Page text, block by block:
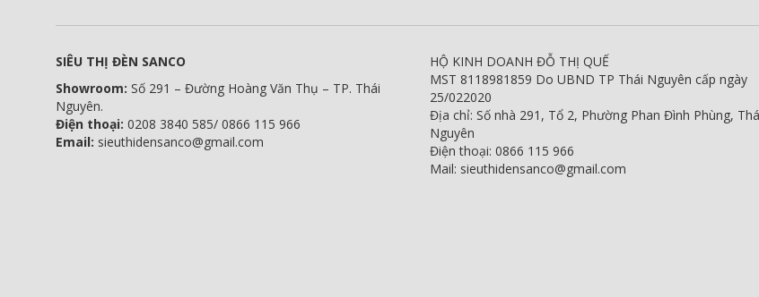
SIÊU THỊ ĐÈN SANCO
Showroom: Số 291 – Đường Hoàng Văn Thụ – TP. Thái
Nguyên.
Điện thoại: 0208 3840 585/ 0866 115 966
Email: sieuthidensanco@gmail.com
HỘ KINH DOANH ĐỖ THỊ QUẾ
MST 8118981859 Do UBND TP Thái Nguyên cấp ngày
25/022020
Địa chỉ: Số nhà 291, Tổ 2, Phường Phan Đình Phùng,
Nguyên
Điện thoại: 0866 115 966
Mail: sieuthidensanco@gmail.com